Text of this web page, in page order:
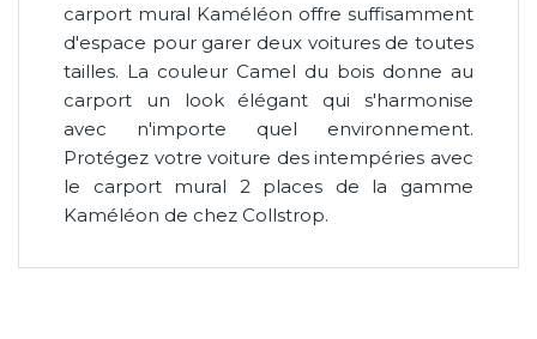
carport mural Kaméléon offre suffisamment
d'espace pour garer deux voitures de toutes
tailles. La couleur Camel du bois donne au
carport un look élégant qui s'harmonise
avec n'importe quel environnement.
Protégez votre voiture des intempéries avec
le carport mural 2 places de la gamme
Kaméléon de chez Collstrop.